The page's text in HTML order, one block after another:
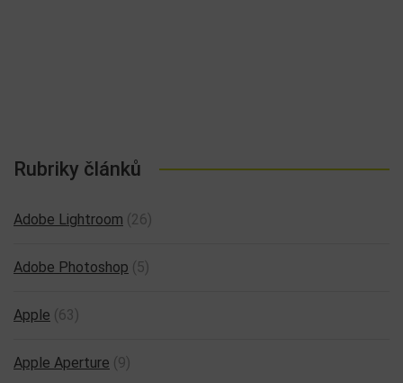
Rubriky článků
Adobe Lightroom (26)
Adobe Photoshop (5)
Apple (63)
Apple Aperture (9)